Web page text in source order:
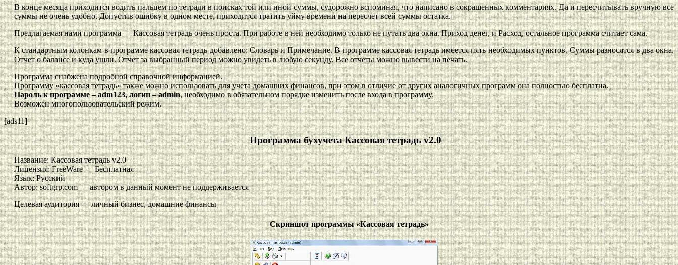
В конце месяца приходится водить пальцем по тетради в поисках той или иной суммы, судорожно вспоминая, что написано в сокращенных комментариях. Да и пересчитывать вручную все
суммы не очень удобно. Допустив ошибку в одном месте, приходится тратить уйму времени на пересчет всей суммы остатка.
Предлагаемая нами программа — Кассовая тетрадь очень проста. При работе в ней необходимо только не путать два окна. Приход денег, и Расход, остальное программа считает сама.
К стандартным колонкам в программе кассовая тетрадь добавлено: Словарь и Примечание. В программе кассовая тетрадь имеется пять необходимых пунктов. Суммы разносятся в два окна.
Отчет о балансе и куда ушли. Отчет за выбранный период можно увидеть в любую секунду. Все отчеты можно вывести на печать.
Программа снабжена подробной справочной информацией.
Программу «кассовая тетрадь» также можно использовать для учета домашних финансов, при этом в отличие от других аналогичных программ она полностью бесплатна.
Пароль к программе – adm123, логин – admin, необходимо в обязательном порядке изменить после входа в программу.
Возможен многопользовательский режим.
[ads11]
Программа бухучета Кассовая тетрадь v2.0
Название: Кассовая тетрадь v2.0
Лицензия: FreeWare — Бесплатная
Язык: Русский
Автор: softgrp.com — автором в данный момент не поддерживается
Целевая аудитория — личный бизнес, домашние финансы
Скриншот программы «Кассовая тетрадь»